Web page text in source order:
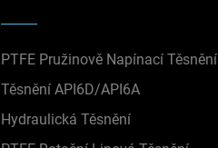
PTFE Pružinově Napínací Těsnění
Těsnění API6D/API6A
Hydraulická Těsnění